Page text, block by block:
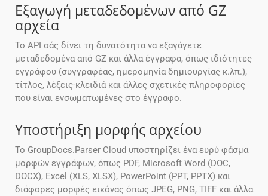
Εξαγωγή μεταδεδομένων από GZ
αρχεία
Το API σάς δίνει τη δυνατότητα να εξαγάγετε
μεταδεδομένα από GZ και άλλα έγγραφα, όπως ιδιότητες
εγγράφου (συγγραφέας, ημερομηνία δημιουργίας κ.λπ.),
τίτλος, λέξεις-κλειδιά και άλλες σχετικές πληροφορίες
που είναι ενσωματωμένες στο έγγραφο.
Υποστήριξη μορφής αρχείου
Το GroupDocs.Parser Cloud υποστηρίζει ένα ευρύ φάσμα
μορφών εγγράφων, όπως PDF, Microsoft Word (DOC,
DOCX), Excel (XLS, XLSX), PowerPoint (PPT, PPTX) και
διάφορες μορφές εικόνας όπως JPEG, PNG, TIFF και άλλα